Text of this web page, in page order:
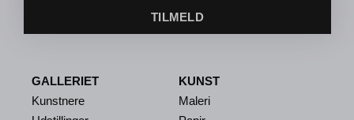
TILMELD
GALLERIET
Kunstnere
KUNST
Maleri